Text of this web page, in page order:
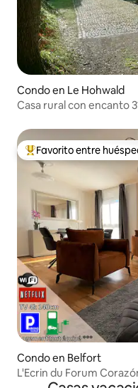
Condo en Le Hohwald
Casa rural con encanto
Favorito entre
Favorito entre
Condo en Belfort
L'Ecrin du